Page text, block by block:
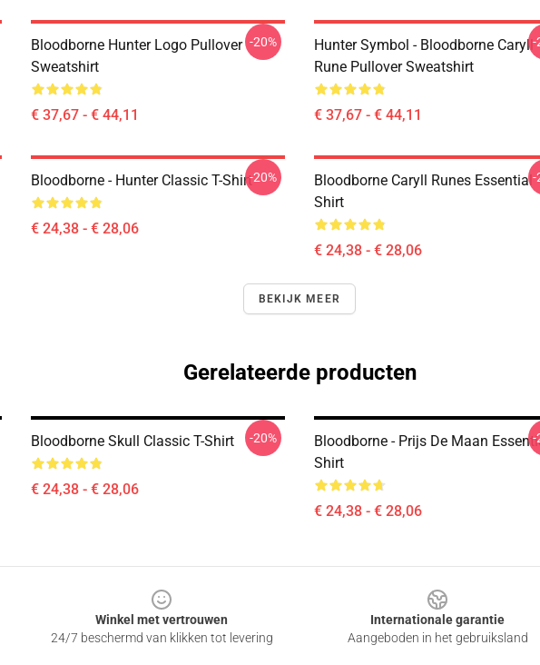
Bloodborne Hunter Logo Pullover
Sweatshirt
€ 37,67 - € 44,11
-20%
Hunter Symbol - Bloodborne Caryll
Rune Pullover Sweatshirt
€ 37,67 - € 44,11
-
Bloodborne - Hunter Classic T-Shirt
€ 24,38 - € 28,06
-20%
Bloodborne Caryll Runes Essential
Shirt
€ 24,38 - € 28,06
-
BEKIJK MEER
Gerelateerde producten
Bloodborne Skull Classic T-Shirt
€ 24,38 - € 28,06
-20%
Bloodborne - Prijs De Maan
Shirt
€ 24,38 - € 28,06
-
Winkel met vertrouwen
24/7 beschermd van klikken tot levering
Internationale garantie
Aangeboden in het gebruiksland